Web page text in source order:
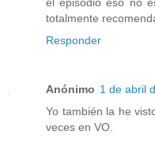
totalmente
Responder
Anónimo 1 de abril
Yo también la he
veces en VO.